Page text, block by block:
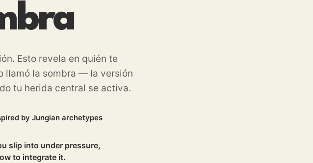
Esto revela en quién te
llamó la sombra — la versión
tu herida central se activa.
by Jungian archetypes
slip into under pressure,
to integrate it.